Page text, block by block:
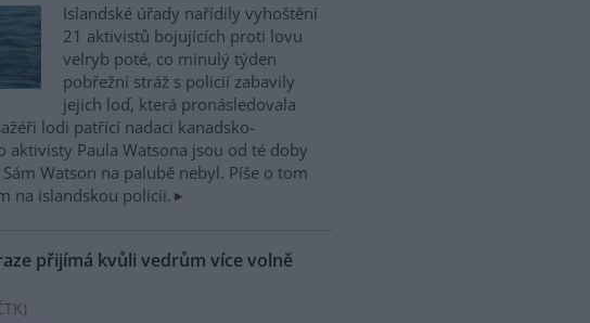
Islandské úřady nařídily vyhoštění
21 aktivistů bojujících proti lovu
velryb poté, co minulý týden
pobřežní stráž s policií zabavily
jejich loď, která pronásledovala
lodi patřící nadaci kanadsko-
aktivisty Paula Watsona jsou od té doby
Watson na palubě nebyl. Píše o tom
na islandskou policii.
přijímá kvůli vedrům více volně
)